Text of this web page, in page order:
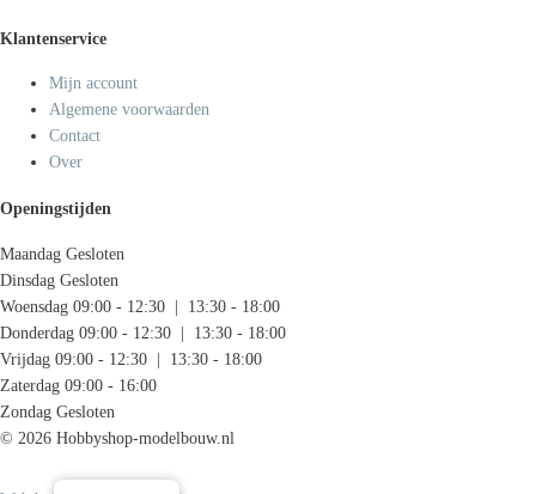
Klantenservice
Mijn account
Algemene voorwaarden
Contact
Over
Openingstijden
Maandag Gesloten
Dinsdag Gesloten
Woensdag 09:00 - 12:30 | 13:30 - 18:00
Donderdag 09:00 - 12:30 | 13:30 - 18:00
Vrijdag 09:00 - 12:30 | 13:30 - 18:00
Zaterdag 09:00 - 16:00
Zondag Gesloten
© 2026 Hobbyshop-modelbouw.nl